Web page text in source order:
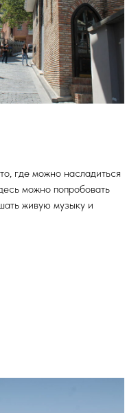
где можно насладиться
можно попробовать
живую музыку и